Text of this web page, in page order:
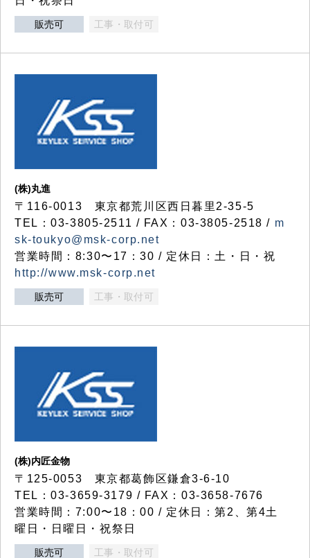
販売可 工事・取付可
(株)丸進
〒116-0013 東京都荒川区西日暮里2-35-5
TEL：03-3805-2511 / FAX：03-3805-2518 / m
sk-toukyo@msk-corp.net
営業時間：8:30〜17：30 / 定休日：土・日・祝
http://www.msk-corp.net
販売可 工事・取付可
(株)内匠金物
〒125-0053 東京都葛飾区鎌倉3-6-10
TEL：03-3659-3179 / FAX：03-3658-7676
営業時間：7:00〜18：00 / 定休日：第2、第4土
曜日・日曜日・祝祭日
販売可 工事・取付可